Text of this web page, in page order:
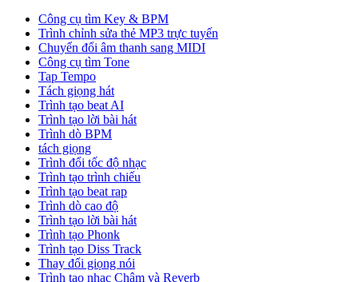
Công cụ tìm Key & BPM
Trình chỉnh sửa thẻ MP3 trực tuyến
Chuyển đổi âm thanh sang MIDI
Công cụ tìm Tone
Tap Tempo
Tách giọng hát
Trình tạo beat AI
Trình tạo lời bài hát
Trình dò BPM
tách giọng
Trình đổi tốc độ nhạc
Trình tạo trình chiếu
Trình tạo beat rap
Trình dò cao độ
Trình tạo lời bài hát
Trình tạo Phonk
Trình tạo Diss Track
Thay đổi giọng nói
Trình tạo nhạc Chậm và Reverb